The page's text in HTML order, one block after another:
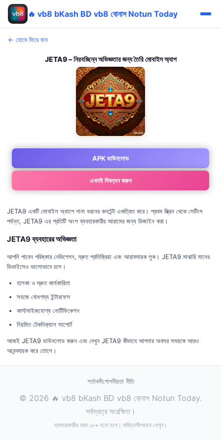
🔥 vb8 bKash BD vb8 বোনাস Notun Today
← হোমে ফিরে যান
JETA9 – নিরবচ্ছিন্ন অভিজ্ঞতার জন্য তৈরি মোবাইল অ্যাপ
APK ডাউনলোড
এখনই নিবন্ধন করুন
JETA9 একটি মোবাইল অ্যাপে নানা ধরনের কনটেন্ট একত্রিত করে। প্রথম স্ক্রিন থেকে সেটিংস
পর্যন্ত, JETA9 এর প্রতিটি অংশ ব্যবহারকারীর আরামের জন্য ডিজাইন করা।
JETA9 ব্যবহারের অভিজ্ঞতা
আপনি পাবেন পরিষ্কার নেভিগেশন, দ্রুত প্রতিক্রিয়া এবং আরামদায়ক লুক। JETA9 মাঝারি মানের
ডিভাইসেও ভালোভাবে চলে।
হালকা ও দ্রুত কার্যকারিতা
সহজে বোধগম্য ইন্টারফেস
কাস্টমাইজযোগ্য নোটিফিকেশন
নিয়মিত টেকনিক্যাল সাপোর্ট
আজই JETA9 ডাউনলোড করুন এবং দেখুন JETA9 কীভাবে আপনার অবসর সময়কে আরও
আনন্দদায়ক করে তোলে।
শর্তাবলীগোপনীয়তা নীতি
© 2026 🔥 vb8 bKash BD vb8 বোনাস Notun Today.
সর্বস্বত্ব সংরক্ষিত।
ব্যবহারকারীর বয়স ১৮+ হতে হবে। দায়িত্বশীলভাবে খেলুন।